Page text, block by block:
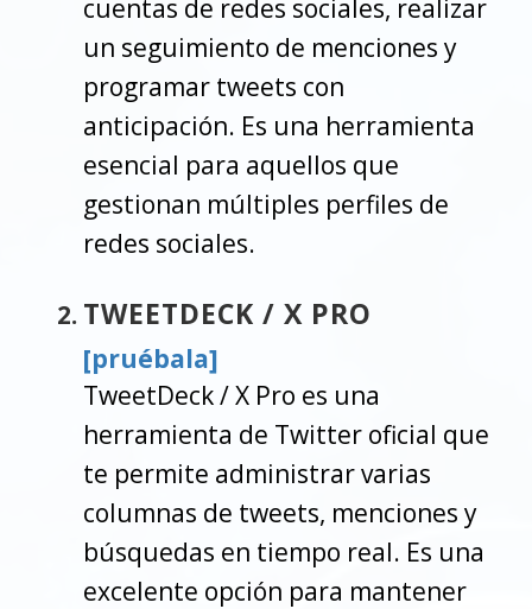
cuentas de redes sociales, realizar
un seguimiento de menciones y
programar tweets con
anticipación. Es una herramienta
esencial para aquellos que
gestionan múltiples perfiles de
redes sociales.
TWEETDECK / X PRO
[pruébala]
TweetDeck / X Pro es una
herramienta de Twitter oficial que
te permite administrar varias
columnas de tweets, menciones y
búsquedas en tiempo real. Es una
excelente opción para mantener